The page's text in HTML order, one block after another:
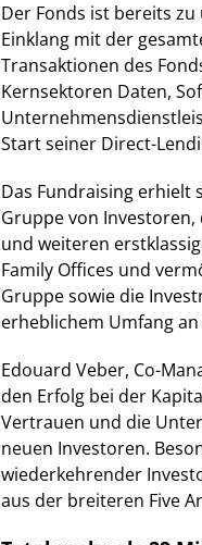
Der Fonds ist bereits
Einklang mit der
Transaktionen des
Kernsektoren Daten,
Start seiner Direct-
Das Fundraising
Gruppe von
und weiteren
Family Offices und
Gruppe sowie die
erheblichem Umfang
Edouard Veber, Co-
den Erfolg bei der
Vertrauen und die
neuen Investoren.
wiederkehrender
aus der breiteren Five